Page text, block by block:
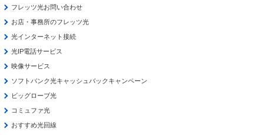
フレッツ光お問い合わせ
お店・事務所のフレッツ光
光インターネット接続
光IP電話サービス
映像サービス
ソフトバンク光キャッシュバックキャンペーン
ビッグローブ光
コミュファ光
おすすめ光回線